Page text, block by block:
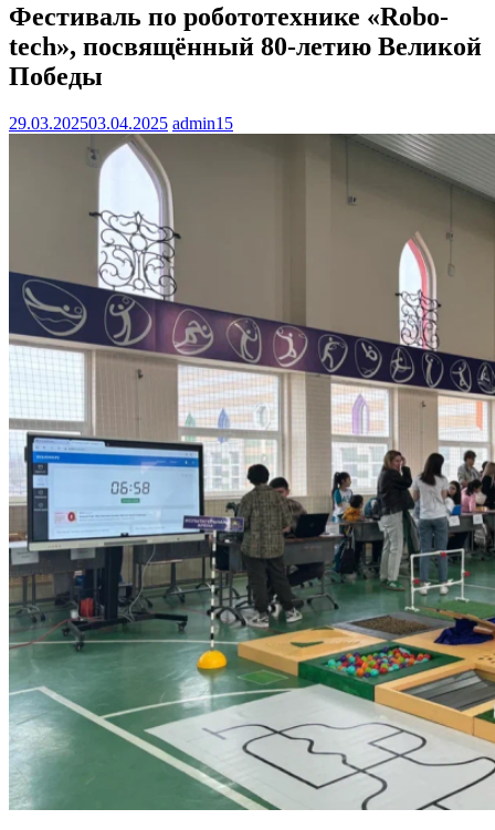
Фестиваль по робототехнике «Robo-
tech», посвящённый 80-летию Великой
Победы
29.03.202503.04.2025 admin15